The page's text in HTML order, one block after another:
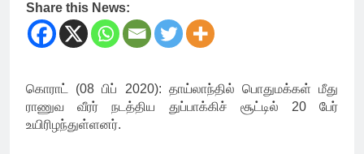
Share this News:
கொராட் (08 பிப் 2020): தாய்லாந்தில் பொதுமக்கள் மீது
ராணுவ வீரர் நடத்திய துப்பாக்கிச் சூட்டில் 20 பேர்
உயிரிழந்துள்ளனர்.